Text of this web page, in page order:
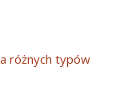
różnych typów